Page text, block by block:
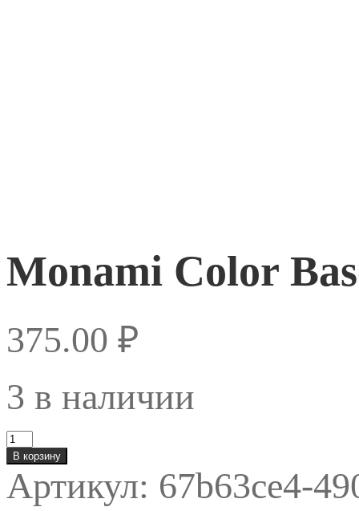
Monami Color
375.00 ₽
3 в наличии
Количество
товара
Monami
Color
Base
В корзину
Артикул: 67b63ce4-